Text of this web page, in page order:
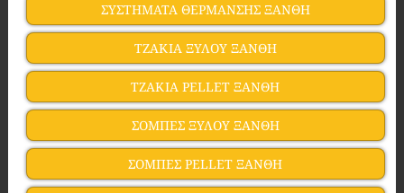
ΣΥΣΤΗΜΑΤΑ ΘΕΡΜΑΝΣΗΣ ΞΑΝΘΗ
ΤΖΑΚΙΑ ΞΥΛΟΥ ΞΑΝΘΗ
ΤΖΑΚΙΑ PELLET ΞΑΝΘΗ
ΣΟΜΠΕΣ ΞΥΛΟΥ ΞΑΝΘΗ
ΣΟΜΠΕΣ PELLET ΞΑΝΘΗ